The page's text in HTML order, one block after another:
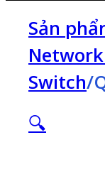
Sản
Switch/
🔍